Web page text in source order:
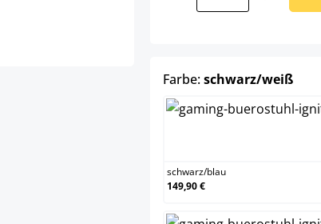
Farbe:schwarz/weiß
schwarz/blau
149,90 €